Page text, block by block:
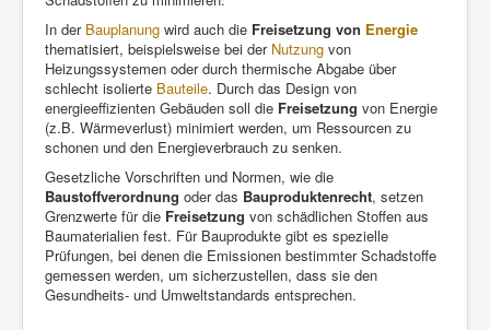
In der Bauplanung wird auch die Freisetzung von Energie
thematisiert, beispielsweise bei der Nutzung von
Heizungssystemen oder durch thermische Abgabe über
schlecht isolierte Bauteile. Durch das Design von
energieeffizienten Gebäuden soll die Freisetzung von Energie
(z.B. Wärmeverlust) minimiert werden, um Ressourcen zu
schonen und den Energieverbrauch zu senken.
Gesetzliche Vorschriften und Normen, wie die
Baustoffverordnung oder das Bauproduktenrecht, setzen
Grenzwerte für die Freisetzung von schädlichen Stoffen aus
Baumaterialien fest. Für Bauprodukte gibt es spezielle
Prüfungen, bei denen die Emissionen bestimmter Schadstoffe
gemessen werden, um sicherzustellen, dass sie den
Gesundheits- und Umweltstandards entsprechen.